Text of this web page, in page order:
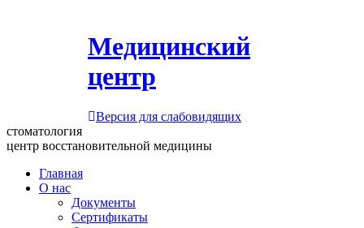
Медицинский
центр
Версия для слабовидящих
стоматология
центр восстановительной медицины
Главная
О нас
Документы
Сертификаты